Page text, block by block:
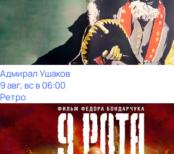
Адмирал Ушаков
9 авг, вс в 06:00
Ретро